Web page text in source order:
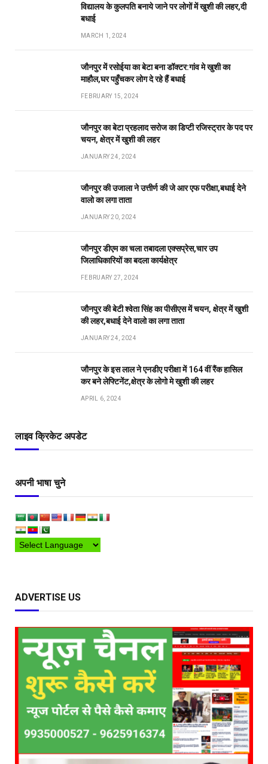
विद्यालय के कुलपति बनाये जाने पर लोगों में खुशी की लहर,दी
बधाई
MARCH 1, 2024
जौनपुर में रसोईया का बेटा बना डॉक्टर:गांव मे खुशी का
माहौल,घर पहुँचकर लोग दे रहे हैं बधाई
FEBRUARY 15, 2024
जौनपुर का बेटा प्रहलाद सरोज का डिप्टी रजिस्ट्रार के पद पर
चयन, क्षेत्र में खुशी की लहर
JANUARY 24, 2024
जौनपुर की उजाला ने उत्तीर्ण की जे आर एफ परीक्षा,बधाई देने
वालो का लगा ताता
JANUARY 20, 2024
जौनपुर डीएम का चला तबादला एक्सप्रेस,चार उप
जिलाधिकारियों का बदला कार्यक्षेत्र
FEBRUARY 27, 2024
जौनपुर की बेटी श्वेता सिंह का पीसीएस में चयन, क्षेत्र में खुशी
की लहर,बधाई देने वालो का लगा ताता
JANUARY 24, 2024
जौनपुर के इस लाल ने एनडीए परीक्षा में 164 वीं रैंक हासिल
कर बने लेफ्टिनेंट,क्षेत्र के लोगो मे खुशी की लहर
APRIL 6, 2024
लाइव क्रिकेट अपडेट
अपनी भाषा चुने
ADVERTISE US